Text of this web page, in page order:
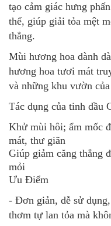
tạo cảm giác hưng
thể, giúp giải tỏa mệt
thẳng.
Mùi hương hoa dành
hương hoa tươi mát
và những khu vườn
Tác dụng của tinh dầu
Khử mùi hôi; ẩm mốc
mát, thư giãn
Giúp giảm căng thẳng
mỏi
Ưu Điểm
- Đơn giản, dễ sử
thơm tự lan tỏa mà